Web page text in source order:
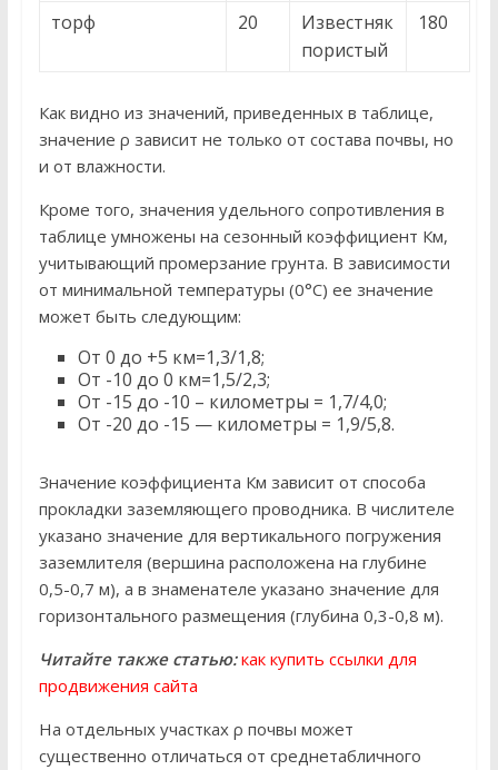
торф 20
Известняк
пористый
180
Как видно из значений, приведенных в таблице,
значение ρ зависит не только от состава почвы, но
и от влажности.
Кроме того, значения удельного сопротивления в
таблице умножены на сезонный коэффициент Км,
учитывающий промерзание грунта. В зависимости
от минимальной температуры (0°С) ее значение
может быть следующим:
От 0 до +5 км=1,3/1,8;
От -10 до 0 км=1,5/2,3;
От -15 до -10 – километры = 1,7/4,0;
От -20 до -15 — километры = 1,9/5,8.
Значение коэффициента Км зависит от способа
прокладки заземляющего проводника. В числителе
указано значение для вертикального погружения
заземлителя (вершина расположена на глубине
0,5-0,7 м), а в знаменателе указано значение для
горизонтального размещения (глубина 0,3-0,8 м).
Читайте также статью: как купить ссылки для
продвижения сайта
На отдельных участках ρ почвы может
существенно отличаться от среднетабличного